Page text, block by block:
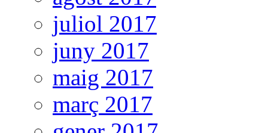
juliol 2017
juny 2017
maig 2017
març 2017